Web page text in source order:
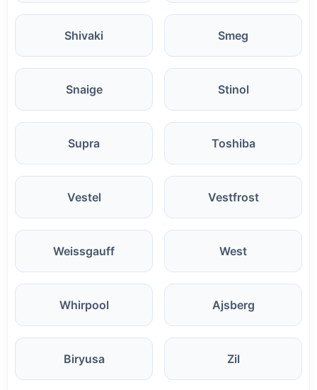
Shivaki Smeg
Snaige Stinol
Supra Toshiba
Vestel Vestfrost
Weissgauff West
Whirpool Ajsberg
Biryusa Zil